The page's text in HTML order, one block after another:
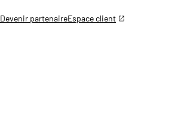
Devenir partenaireEspace client